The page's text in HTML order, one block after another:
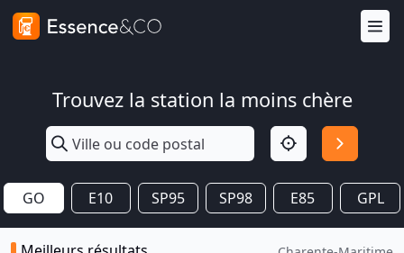
Trouvez la station la moins chère
GO E10 SP95 SP98 E85 GPL